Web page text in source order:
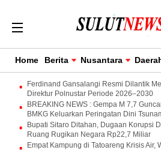
Home Berita Nusantara
Ferdinand Gansalangi Resmi Dilantik
Direktur Polnustar Periode 2026–2030
BREAKING NEWS : Gempa M 7,7
BMKG Keluarkan Peringatan Dini
Bupati Sitaro Ditahan, Dugaan Korupsi
Ruang Rugikan Negara Rp22,7 Miliar
Empat Kampung di Tatoareng Krisis Air,